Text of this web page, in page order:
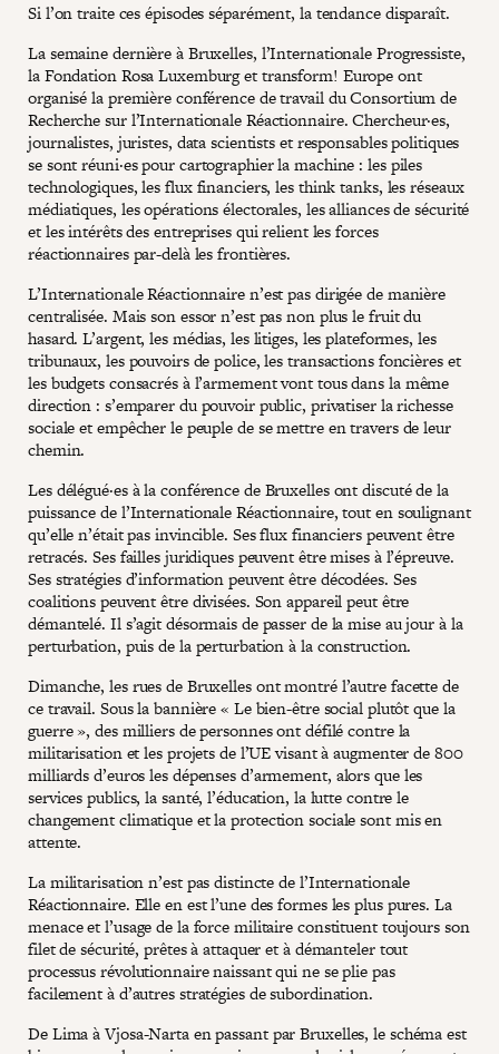
Si l’on traite ces épisodes séparément, la tendance disparaît.
La semaine dernière à Bruxelles, l’Internationale Progressiste,
la Fondation Rosa Luxemburg et transform! Europe ont
organisé la première conférence de travail du Consortium de
Recherche sur l’Internationale Réactionnaire. Chercheur·es,
journalistes, juristes, data scientists et responsables politiques
se sont réuni·es pour cartographier la machine : les piles
technologiques, les flux financiers, les think tanks, les réseaux
médiatiques, les opérations électorales, les alliances de sécurité
et les intérêts des entreprises qui relient les forces
réactionnaires par-delà les frontières.
L’Internationale Réactionnaire n’est pas dirigée de manière
centralisée. Mais son essor n’est pas non plus le fruit du
hasard. L’argent, les médias, les litiges, les plateformes, les
tribunaux, les pouvoirs de police, les transactions foncières et
les budgets consacrés à l’armement vont tous dans la même
direction : s’emparer du pouvoir public, privatiser la richesse
sociale et empêcher le peuple de se mettre en travers de leur
chemin.
Les délégué·es à la conférence de Bruxelles ont discuté de la
puissance de l’Internationale Réactionnaire, tout en soulignant
qu’elle n’était pas invincible. Ses flux financiers peuvent être
retracés. Ses failles juridiques peuvent être mises à l’épreuve.
Ses stratégies d’information peuvent être décodées. Ses
coalitions peuvent être divisées. Son appareil peut être
démantelé. Il s’agit désormais de passer de la mise au jour à la
perturbation, puis de la perturbation à la construction.
Dimanche, les rues de Bruxelles ont montré l’autre facette de
ce travail. Sous la bannière « Le bien-être social plutôt que la
guerre », des milliers de personnes ont défilé contre la
militarisation et les projets de l’UE visant à augmenter de 800
milliards d’euros les dépenses d’armement, alors que les
services publics, la santé, l’éducation, la lutte contre le
changement climatique et la protection sociale sont mis en
attente.
La militarisation n’est pas distincte de l’Internationale
Réactionnaire. Elle en est l’une des formes les plus pures. La
menace et l’usage de la force militaire constituent toujours son
filet de sécurité, prêtes à attaquer et à démanteler tout
processus révolutionnaire naissant qui ne se plie pas
facilement à d’autres stratégies de subordination.
De Lima à Vjosa-Narta en passant par Bruxelles, le schéma est